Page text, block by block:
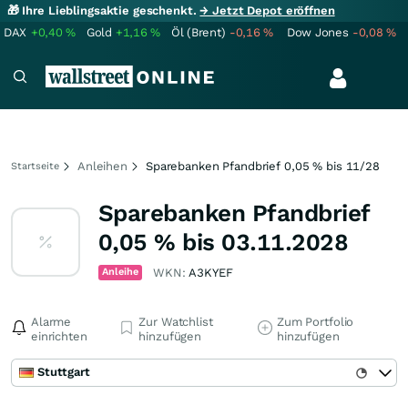
🎁 Ihre Lieblingsaktie geschenkt.→ Jetzt Depot eröffnen
DAX +0,40% Gold +1,16% Öl (Brent) -0,16% Dow Jones -0,08%
Startseite Anleihen Sparebanken Pfandbrief 0,05 % bis 11/28
Sparebanken Pfandbrief
0,05 % bis 03.11.2028
Anleihe WKN:A3KYEF
Alarme
einrichten
Zur Watchlist
hinzufügen
Zum Portfolio
hinzufügen
Stuttgart